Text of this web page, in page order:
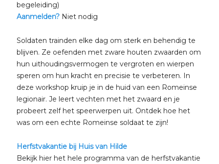
begeleiding)
Aanmelden?Niet nodig
Soldaten trainden elke dag om sterk en behendig te
blijven. Ze oefenden met zware houten zwaarden om
hun uithoudingsvermogen te vergroten en wierpen
speren om hun kracht en precisie te verbeteren. In
deze workshop kruip je in de huid van een Romeinse
legionair. Je leert vechten met het zwaard en je
probeert zelf het speerwerpen uit. Ontdek hoe het
was om een echte Romeinse soldaat te zijn!
Herfstvakantie bij Huis van Hilde
Bekijk hier het hele programma van de herfstvakantie